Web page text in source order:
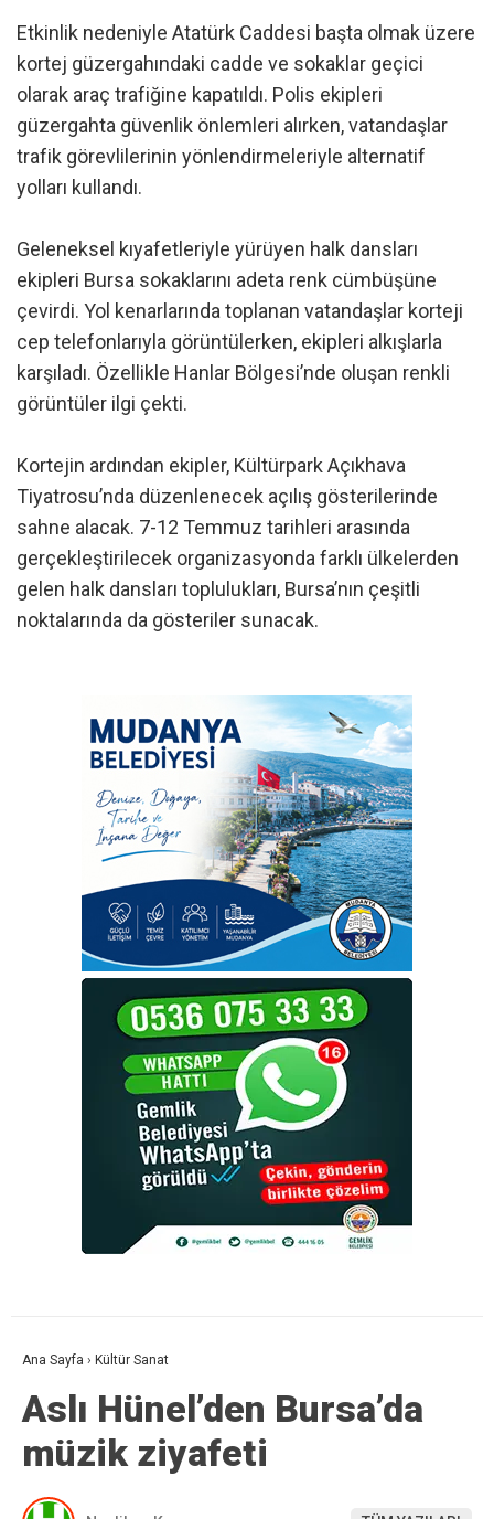
Etkinlik nedeniyle Atatürk Caddesi başta olmak üzere
kortej güzergahındaki cadde ve sokaklar geçici
olarak araç trafiğine kapatıldı. Polis ekipleri
güzergahta güvenlik önlemleri alırken, vatandaşlar
trafik görevlilerinin yönlendirmeleriyle alternatif
yolları kullandı.
Geleneksel kıyafetleriyle yürüyen halk dansları
ekipleri Bursa sokaklarını adeta renk cümbüşüne
çevirdi. Yol kenarlarında toplanan vatandaşlar korteji
cep telefonlarıyla görüntülerken, ekipleri alkışlarla
karşıladı. Özellikle Hanlar Bölgesi’nde oluşan renkli
görüntüler ilgi çekti.
Kortejin ardından ekipler, Kültürpark Açıkhava
Tiyatrosu’nda düzenlenecek açılış gösterilerinde
sahne alacak. 7-12 Temmuz tarihleri arasında
gerçekleştirilecek organizasyonda farklı ülkelerden
gelen halk dansları toplulukları, Bursa’nın çeşitli
noktalarında da gösteriler sunacak.
Ana Sayfa › Kültür Sanat
Aslı Hünel’den Bursa’da
müzik ziyafeti